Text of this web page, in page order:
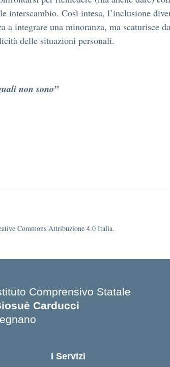
Così intesa, l’inclusione
integrare una minoranza, ma scaturisce
delle situazioni personali.
non sono”
Commons Attribuzione 4.0 Italia.
Comprensivo Statale
Carducci
I Servizi